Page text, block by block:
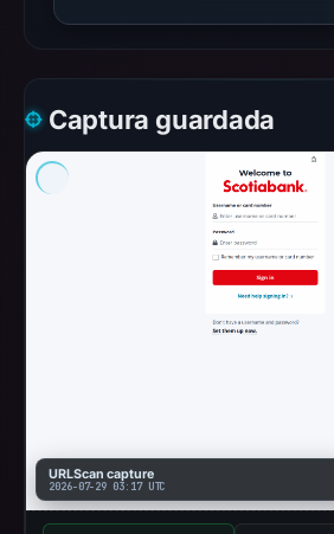
Captura guardada
URLScan capture
2026-07-29 03:17 UTC